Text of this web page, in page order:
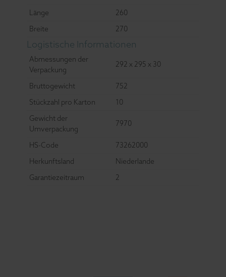
Länge
260
Breite
270
Logistische Informationen
Abmessungen der
Verpackung
292 x 295 x 30
Bruttogewicht
752
Stückzahl pro Karton
10
Gewicht der
Umverpackung
7970
HS-Code
73262000
Herkunftsland
Niederlande
Garantiezeitraum
2